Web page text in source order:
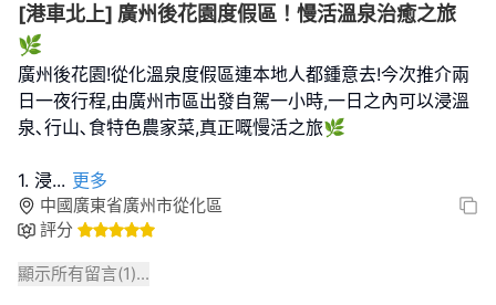
[港車北上] 廣州後花園度假區！慢活溫泉治癒之旅
🌿
廣州後花園!從化溫泉度假區連本地人都鍾意去!今次推介兩
日一夜行程,由廣州市區出發自駕一小時,一日之內可以浸溫
泉､行山､食特色農家菜,真正嘅慢活之旅🌿
1. 浸... 更多
中國廣東省廣州市從化區
評分
顯示所有留言(1)...